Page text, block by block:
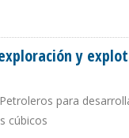
y
para
cúbicos